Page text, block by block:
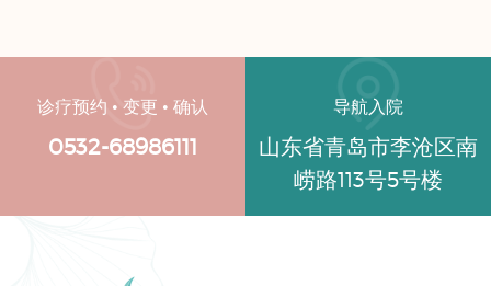
诊疗预约 • 变更 • 确认
0532-68986111
导航入院
山东省青岛市李沧区南
崂路113号5号楼